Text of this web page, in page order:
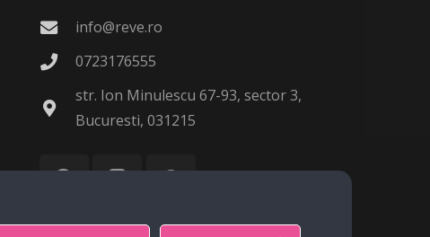
info@reve.ro
0723176555
str. Ion Minulescu 67-93, sector 3,
Bucuresti, 031215